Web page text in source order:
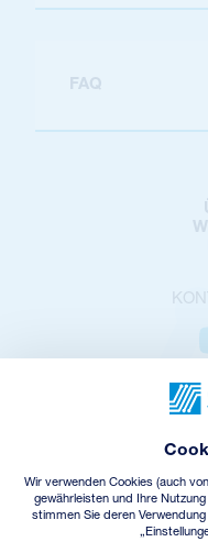
FAQ
©
Wir verwenden Cookies (auch
gewährleisten und Ihre
stimmen Sie deren